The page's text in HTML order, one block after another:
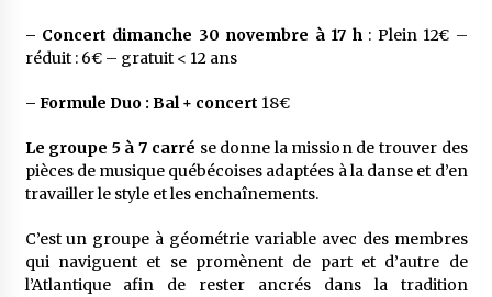
– Concert dimanche 30 novembre à 17 h: Plein 12€ –
réduit : 6€ – gratuit < 12 ans
– Formule Duo : Bal + concert 18€
Le groupe 5 à 7 carré se donne la mission de trouver des
pièces de musique québécoises adaptées à la danse et d’en
travailler le style et les enchaînements.
C’est un groupe à géométrie variable avec des membres
qui naviguent et se promènent de part et d’autre de
l’Atlantique afin de rester ancrés dans la tradition